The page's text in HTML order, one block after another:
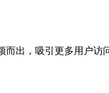
出，吸引更多用户